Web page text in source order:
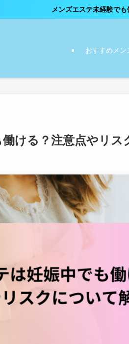
未経験でも働きやすいお店はこちら
おすすめメン
ける？注意点やリス